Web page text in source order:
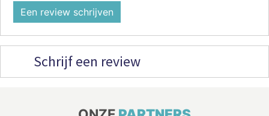
Een review schrijven
Schrijf een review